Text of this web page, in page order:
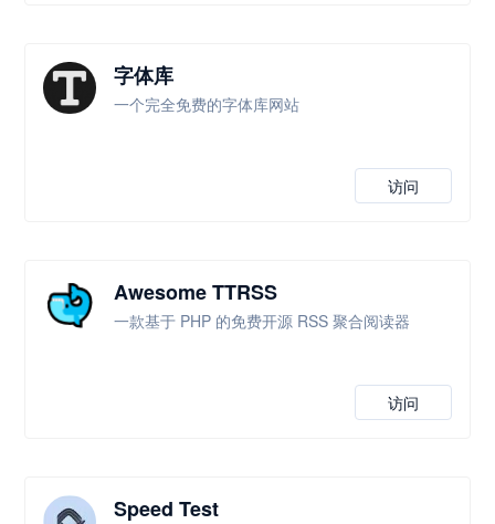
字体库
一个完全免费的字体库网站
访问
Awesome TTRSS
一款基于 PHP 的免费开源 RSS 聚合阅读器
访问
Speed Test